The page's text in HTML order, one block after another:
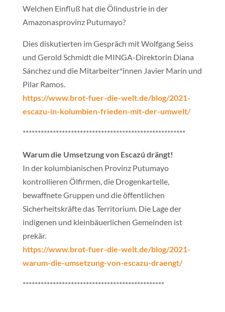
Welchen Einfluß hat die Ölindustrie in der
Amazonasprovinz Putumayo?
Dies diskutierten im Gespräch mit Wolfgang Seiss
und Gerold Schmidt die MINGA-Direktorin Diana
Sánchez und die Mitarbeiter*innen Javier Marín und
Pilar Ramos.
https://www.brot-fuer-die-welt.de/blog/2021-
escazu-in-kolumbien-frieden-mit-der-umwelt/
******************************************************
Warum die Umsetzung von Escazú drängt!
In der kolumbianischen Provinz Putumayo
kontrollieren Ölfirmen, die Drogenkartelle,
bewaffnete Gruppen und die öffentlichen
Sicherheitskräfte das Territorium. Die Lage der
indigenen und kleinbäuerlichen Gemeinden ist
prekär.
https://www.brot-fuer-die-welt.de/blog/2021-
warum-die-umsetzung-von-escazu-draengt/
***********************************************